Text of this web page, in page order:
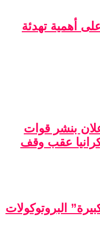
أهمية تهدئة
بنشر قوات
عقب وقف
البروتوكولات